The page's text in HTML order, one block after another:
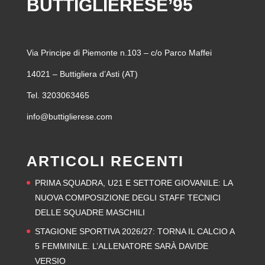
BUTTIGLIERESE’95
Via Principe di Piemonte n.103 – c/o Parco Maffei
14021 – Buttigliera d’Asti (AT)
Tel. 3203063465
info@buttiglierese.com
ARTICOLI RECENTI
PRIMA SQUADRA, U21 E SETTORE GIOVANILE: LA
NUOVA COMPOSIZIONE DEGLI STAFF TECNICI
DELLE SQUADRE MASCHILI
STAGIONE SPORTIVA 2026/27: TORNA IL CALCIO A
5 FEMMINILE. L’ALLENATORE SARÀ DAVIDE
VERSIO